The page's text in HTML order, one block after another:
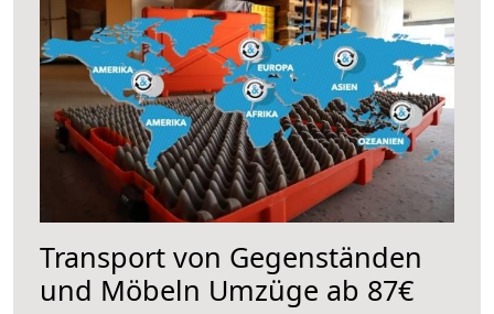
Transport von Gegenständen
und Möbeln Umzüge ab 87€